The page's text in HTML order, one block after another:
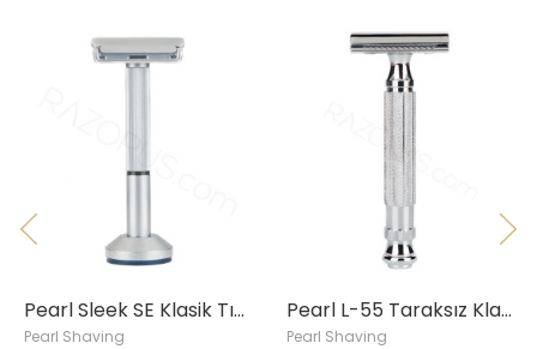
Pearl Sleek SE Klasik Tıraş Aleti, Standlı
Pearl Shaving
Pearl L-55 Taraksız Klasik Tıraş Aleti, Krom
Pearl Shaving